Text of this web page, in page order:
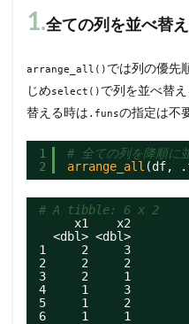
1.全ての列を並べ替
arrange_all() では列の優先
じめselect() で列を並べ替
替える時は .funsの指定は不
1
2
# 全ての列を降順に
arrange_all (df,
# A tibble: 6 x 2
x1    x2
<dbl> <dbl>
1     2     3
2     2     2
3     2     1
4     1     3
5     1     2
6     1     1